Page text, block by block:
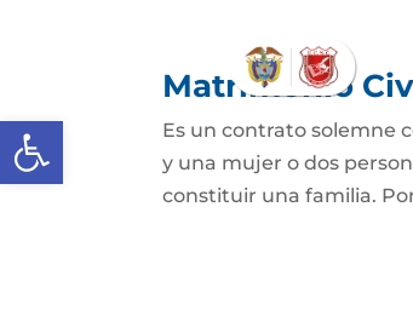
Abrir barra de herramientas
Matrimonio
Es un contrato solemne
y una mujer o dos
constituir una familia.